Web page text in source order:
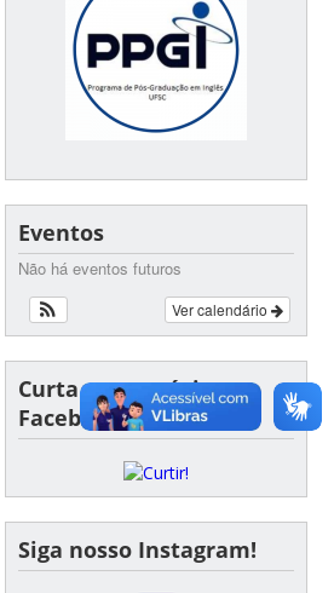
Eventos
Não há eventos futuros
Ver calendário
Curta nossa página no
Facebook!
Siga nosso Instagram!